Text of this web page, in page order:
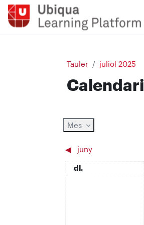
Ves al contingut principal
Tauler juliol 2025
Calendari
Mes
◀︎ juny
dilluns
dl.